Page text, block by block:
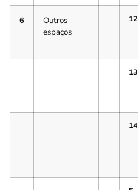
6
Outros
espaços
12
13
14